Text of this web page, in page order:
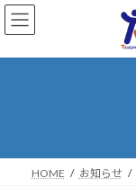
へ
ョ
HOME お知らせ